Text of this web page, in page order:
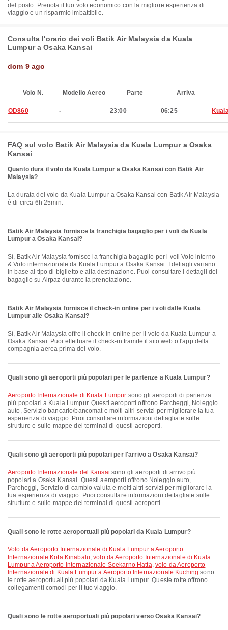
del posto. Prenota il tuo volo economico con la migliore esperienza di
viaggio e un risparmio imbattibile.
Consulta l'orario dei voli Batik Air Malaysia da Kuala
Lumpur a Osaka Kansai
dom 9 ago
Volo N. Modello Aereo Parte Arriva
OD860 - 23:00 06:25
FAQ sul volo Batik Air Malaysia da Kuala Lumpur a Osaka
Kansai
Quanto dura il volo da Kuala Lumpur a Osaka Kansai con Batik Air
Malaysia?
La durata del volo da Kuala Lumpur a Osaka Kansai con Batik Air Malaysia
è di circa 6h 25min.
Batik Air Malaysia fornisce la franchigia bagaglio per i voli da Kuala
Lumpur a Osaka Kansai?
Sì, Batik Air Malaysia fornisce la franchigia bagaglio per i voli Volo interno
& Volo internazionale da Kuala Lumpur a Osaka Kansai. I dettagli variano
in base al tipo di biglietto e alla destinazione. Puoi consultare i dettagli del
bagaglio su Airpaz durante la prenotazione.
Batik Air Malaysia fornisce il check-in online per i voli dalle Kuala
Lumpur alle Osaka Kansai?
Sì, Batik Air Malaysia offre il check-in online per il volo da Kuala Lumpur a
Osaka Kansai. Puoi effettuare il check-in tramite il sito web o l'app della
compagnia aerea prima del volo.
Quali sono gli aeroporti più popolari per le partenze a Kuala Lumpur?
Aeroporto Internazionale di Kuala Lumpur sono gli aeroporti di partenza
più popolari a Kuala Lumpur. Questi aeroporti offrono Parcheggi, Noleggio
auto, Servizio bancario/bancomat e molti altri servizi per migliorare la tua
esperienza di viaggio. Puoi consultare informazioni dettagliate sulle
strutture e sulle mappe dei terminal di questi aeroporti.
Quali sono gli aeroporti più popolari per l'arrivo a Osaka Kansai?
Aeroporto Internazionale del Kansai sono gli aeroporti di arrivo più
popolari a Osaka Kansai. Questi aeroporti offrono Noleggio auto,
Parcheggi, Servizio di cambio valuta e molti altri servizi per migliorare la
tua esperienza di viaggio. Puoi consultare informazioni dettagliate sulle
strutture e sulle mappe dei terminal di questi aeroporti.
Quali sono le rotte aeroportuali più popolari da Kuala Lumpur?
volo da Aeroporto Internazionale di Kuala Lumpur a Aeroporto
Internazionale Kota Kinabalu,volo da Aeroporto Internazionale di Kuala
Lumpur a Aeroporto Internazionale Soekarno Hatta,volo da Aeroporto
Internazionale di Kuala Lumpur a Aeroporto Internazionale Kuching sono
le rotte aeroportuali più popolari da Kuala Lumpur. Queste rotte offrono
collegamenti comodi per il tuo viaggio.
Quali sono le rotte aeroportuali più popolari verso Osaka Kansai?